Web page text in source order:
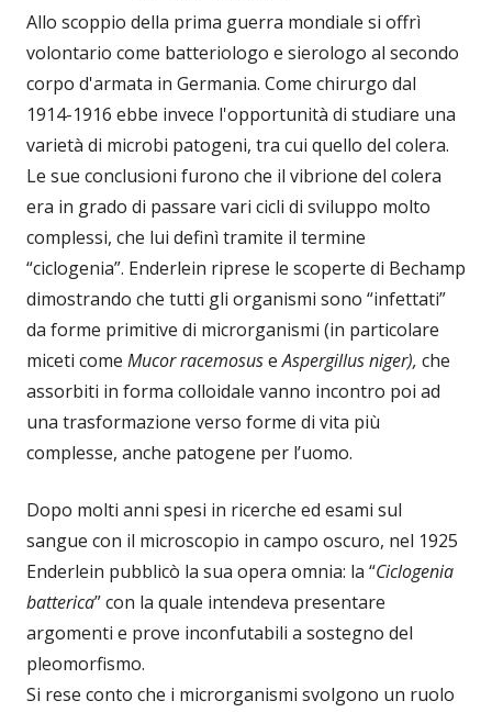
Allo scoppio della prima guerra mondiale si offrì
volontario come batteriologo e sierologo al secondo
corpo d'armata in Germania. Come chirurgo dal
1914-1916 ebbe invece l'opportunità di studiare una
varietà di microbi patogeni, tra cui quello del colera.
Le sue conclusioni furono che il vibrione del colera
era in grado di passare vari cicli di sviluppo molto
complessi, che lui definì tramite il termine
“ciclogenia”. Enderlein riprese le scoperte di Bechamp
dimostrando che tutti gli organismi sono “infettati”
da forme primitive di microrganismi (in particolare
miceti come Mucor racemosuseAspergillus niger), che
assorbiti in forma colloidale vanno incontro poi ad
una trasformazione verso forme di vita più
complesse, anche patogene per l’uomo.
Dopo molti anni spesi in ricerche ed esami sul
sangue con il microscopio in campo oscuro, nel 1925
Enderlein pubblicò la sua opera omnia: la “Ciclogenia
batterica” con la quale intendeva presentare
argomenti e prove inconfutabili a sostegno del
pleomorfismo.
Si rese conto che i microrganismi svolgono un ruolo